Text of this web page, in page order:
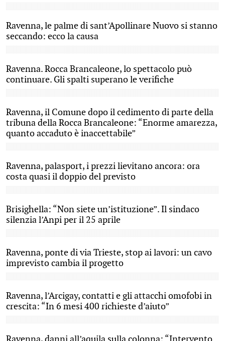
Ravenna, le palme di sant’Apollinare Nuovo si stanno
seccando: ecco la causa
Ravenna. Rocca Brancaleone, lo spettacolo può
continuare. Gli spalti superano le verifiche
Ravenna, il Comune dopo il cedimento di parte della
tribuna della Rocca Brancaleone: “Enorme amarezza,
quanto accaduto è inaccettabile”
Ravenna, palasport, i prezzi lievitano ancora: ora
costa quasi il doppio del previsto
Brisighella: “Non siete un’istituzione”. Il sindaco
silenzia l’Anpi per il 25 aprile
Ravenna, ponte di via Trieste, stop ai lavori: un cavo
imprevisto cambia il progetto
Ravenna, l’Arcigay, contatti e gli attacchi omofobi in
crescita: “In 6 mesi 400 richieste d’aiuto”